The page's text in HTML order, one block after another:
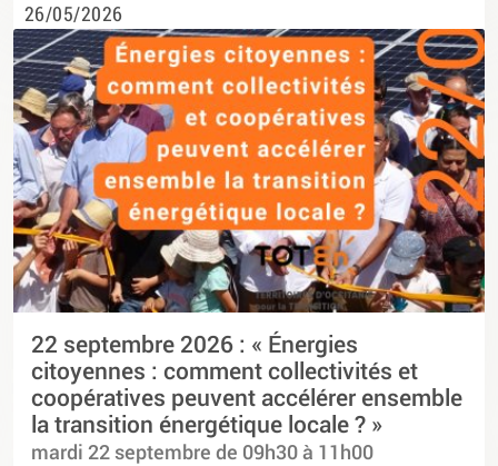
26/05/2026
22 septembre 2026 : « Énergies
citoyennes : comment collectivités et
coopératives peuvent accélérer ensemble
la transition énergétique locale ? »
mardi 22 septembre de 09h30 à 11h00